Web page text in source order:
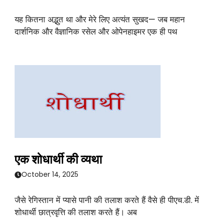
यह कितना अद्भुत था और मेरे लिए अत्यंत सुखद— जब महान
दार्शनिक और वैज्ञानिक रसेल और ओपेनहाइमर एक ही पथ
एक शोधार्थी की व्यथा
October 14, 2025
जैसे रेगिस्तान में प्यासे पानी की तलाश करते हैं वैसे ही पीएच.डी. में
शोधार्थी छात्रवृत्ति की तलाश करते हैं। अब